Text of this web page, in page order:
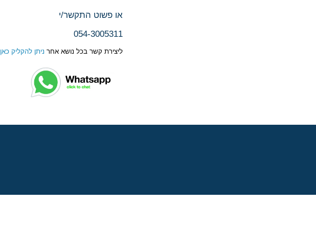
או פשוט התקשר/י
054-3005311
ליצירת קשר בכל נושא אחר ניתן להקליק כאן